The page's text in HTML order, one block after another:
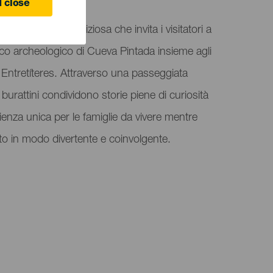
close
è un'attività deliziosa che invita i visitatori a
archeologico di Cueva Pintada insieme agli
Attraverso una passeggiata
condividono storie piene di curiosità
unica per le famiglie da vivere mentre
in modo divertente e coinvolgente.